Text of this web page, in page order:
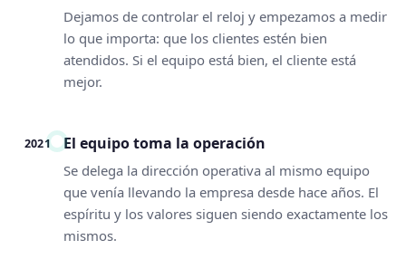
Dejamos de controlar el reloj y empezamos a medir
lo que importa: que los clientes estén bien
atendidos. Si el equipo está bien, el cliente está
mejor.
2021 El equipo toma la operación
Se delega la dirección operativa al mismo equipo
que venía llevando la empresa desde hace años. El
espíritu y los valores siguen siendo exactamente los
mismos.